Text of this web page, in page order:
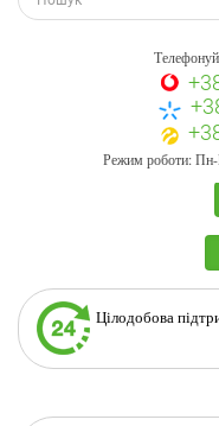
Режим роботи:
Цілодобова